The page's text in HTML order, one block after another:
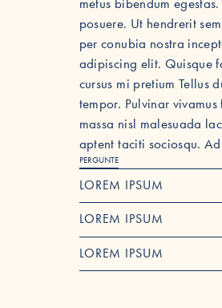
posuere. Ut hendrerit
per conubia nostra
adipiscing elit. Quisque
cursus mi pretium Tellus
tempor. Pulvinar
massa nisl malesuada
aptent taciti sociosqu.
PERGUNTE
LOREM IPSUM
LOREM IPSUM
LOREM IPSUM